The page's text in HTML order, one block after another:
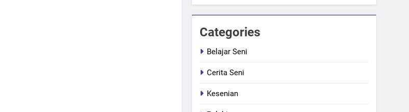
Categories
Belajar Seni
Cerita Seni
Kesenian